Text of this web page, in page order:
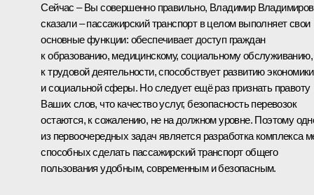
Сейчас – Вы совершенно правильно, Владимир
сказали – пассажирский транспорт в целом выполняет свои
основные функции: обеспечивает доступ граждан
к образованию, медицинскому, социальному обслуживанию,
к трудовой деятельности, способствует развитию экономики
и социальной сферы. Но следует ещё раз признать правоту
Ваших слов, что качество услуг, безопасность перевозок
остаются, к сожалению, не на должном уровне. Поэтому
из первоочередных задач является разработка комплекса
способных сделать пассажирский транспорт общего
пользования удобным, современным и безопасным.